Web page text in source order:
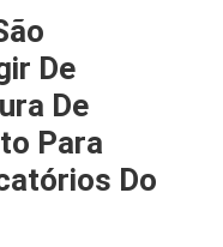
De
De
Para
Do